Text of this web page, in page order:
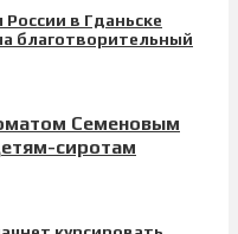
Семеновым
сиротам